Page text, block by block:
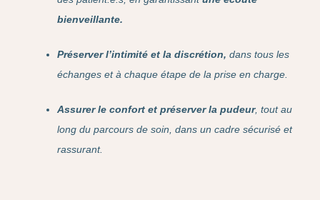
bienveillante.
Préserver l’intimité et la discrétion, dans tous les
échanges et à chaque étape de la prise en charge.
Assurer le confort et préserver la pudeur, tout au
long du parcours de soin, dans un cadre sécurisé et
rassurant.